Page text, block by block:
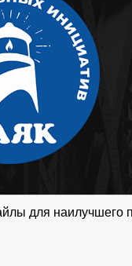
для наилучшего